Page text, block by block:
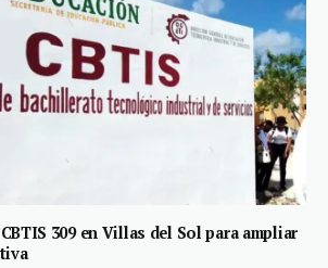
309 en Villas del Sol para ampliar